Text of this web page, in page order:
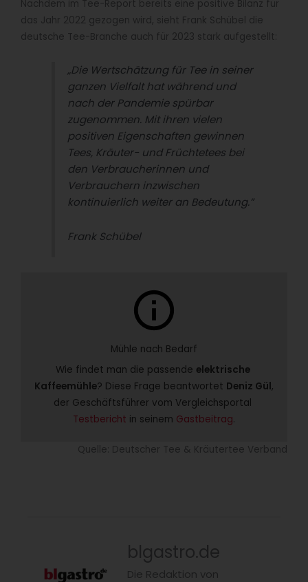
Nachdem im Tee-Report bereits eine positive Bilanz für
das Jahr 2022 gezogen wird, sieht Frank Schübel die
deutsche Tee-Branche auch für 2023 stark aufgestellt:
„Die Wertschätzung für Tee in seiner
ganzen Vielfalt hat während und
nach der Pandemie spürbar
zugenommen. Mit ihren vielen
positiven Eigenschaften gewinnen
Tees, Kräuter- und Früchtetees bei
den Verbraucherinnen und
Verbrauchern inzwischen
kontinuierlich weiter an Bedeutung.”
Frank Schübel
info
Mühle nach Bedarf
Wie findet man die passende elektrische
Kaffeemühle? Diese Frage beantwortet Deniz Gül,
Testbericht in seinem Gastbeitrag.
Quelle: Deutscher Tee & Kräutertee Verband
blgastro.de
Die Redaktion von